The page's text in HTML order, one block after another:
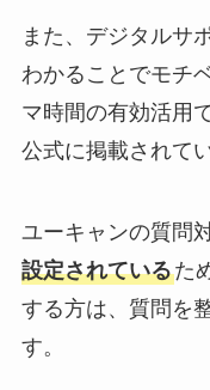
また、デジタルサ
わかることでモチ
マ時間の有効活用
公式に掲載されて
ユーキャンの質問
設定されているた
する方は、質問を
す。